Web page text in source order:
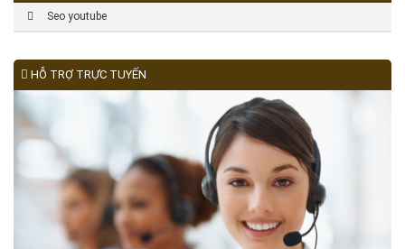
Seo youtube
HỖ TRỢ TRỰC TUYẾN